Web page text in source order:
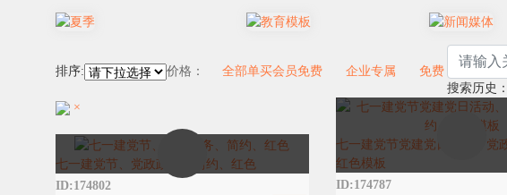
排序: 价格： 全部单买会员免费 企业专属
免费
搜索历史：
×
七一建党节、党政政务、简约、红色
ID:174802
七一建党节党建党日活动、党
红色模板
ID:174787